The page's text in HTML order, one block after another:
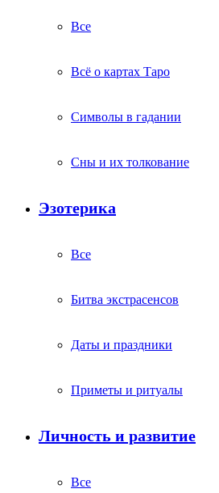
Все
Всё о картах Таро
Символы в гадании
Сны и их толкование
Эзотерика
Все
Битва экстрасенсов
Даты и праздники
Приметы и ритуалы
Личность и развитие
Все